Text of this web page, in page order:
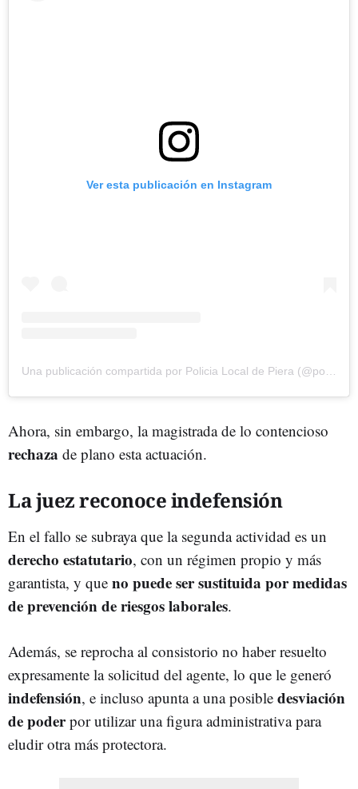
Ver esta publicación en Instagram
Ahora, sin embargo, la magistrada de lo contencioso
rechaza de plano esta actuación.
La juez reconoce indefensión
En el fallo se subraya que la segunda actividad es un
derecho estatutario, con un régimen propio y más
garantista, y que no puede ser sustituida por medidas
de prevención de riesgos laborales.
Además, se reprocha al consistorio no haber resuelto
expresamente la solicitud del agente, lo que le generó
indefensión, e incluso apunta a una posible desviación
de poderpor utilizar una figura administrativa para
eludir otra más protectora.